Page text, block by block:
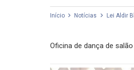
Início Notícias Lei Aldir
Oficina de dança de